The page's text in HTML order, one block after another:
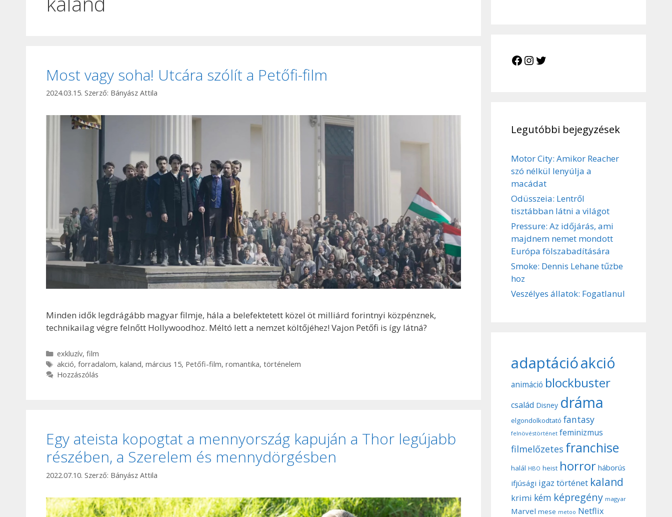
Most vagy soha! Utcára szólít a Petőfi-film
2024.03.15. Szerző: Bányász Attila
Minden idők legdrágább magyar filmje, hála a belefektetett közel öt milliárd forintnyi közpénznek,
technikailag végre felnőtt Hollywoodhoz. Méltó lett a nemzet költőjéhez! Vajon Petőfi is így látná?
Kategória
exkluzív, film
Címkék
akció, forradalom, kaland, március 15, Petőfi-film, romantika, történelem
Hozzászólás
Egy ateista kopogtat a mennyország kapuján a Thor legújabb
részében, a Szerelem és mennydörgésben
2022.07.10. Szerző: Bányász Attila
Facebook
Instagram
Legutóbbi bejegyzések
Motor City: Amikor Reacher
szó nélkül lenyúlja a
macádat
Odüsszeia: Lentről
tisztábban látni a világot
Pressure: Az időjárás, ami
majdnem nemet mondott
Európa fölszabadítására
Smoke: Dennis Lehane tűzbe
hoz
Veszélyes állatok: Fogatlanul
adaptációakció
animáció blockbuster
család Disney dráma
elgondolkodtató fantasy
felnövéstörténet feminizmus
filmelőzetes franchise
halál HBO heist horror háborús
ifjúsági igaz történet kaland
krimi kém képregény magyar
Marvel mese metoo Netflix